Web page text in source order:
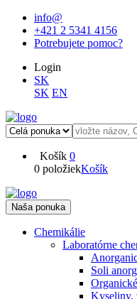
info@
+421 2 5341 4156
Potrebujete pomoc?
Login
SK
SK EN
Košík 0
0 položiekKošík
Naša ponuka
Chemikálie
Laboratórne
Soli
Kyseliny,